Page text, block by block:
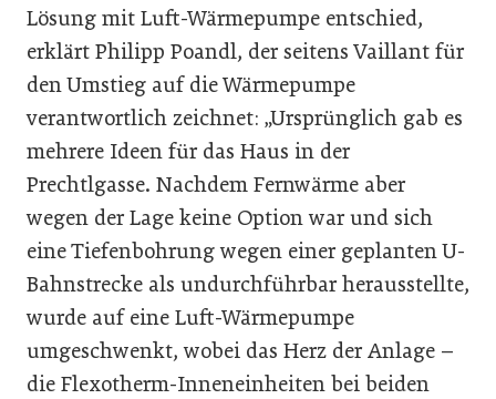
Lösung mit Luft-Wärmepumpe entschied,
erklärt Philipp Poandl, der seitens Vaillant für
den Umstieg auf die Wärmepumpe
verantwortlich zeichnet: „Ursprünglich gab es
mehrere Ideen für das Haus in der
Prechtlgasse. Nachdem Fernwärme aber
wegen der Lage keine Option war und sich
eine Tiefenbohrung wegen einer geplanten U-
Bahnstrecke als undurchführbar herausstellte,
wurde auf eine Luft-Wärmepumpe
umgeschwenkt, wobei das Herz der Anlage –
die Flexotherm-Inneneinheiten bei beiden